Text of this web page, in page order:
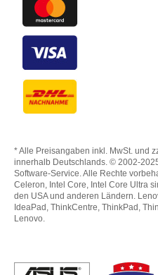
* Alle Preisangaben inkl. MwSt. und
innerhalb Deutschlands. © 2002-
Software-Service. Alle Rechte
Celeron, Intel Core, Intel Core Ultra
den USA und anderen Ländern.
IdeaPad, ThinkCentre, ThinkPad,
Lenovo.